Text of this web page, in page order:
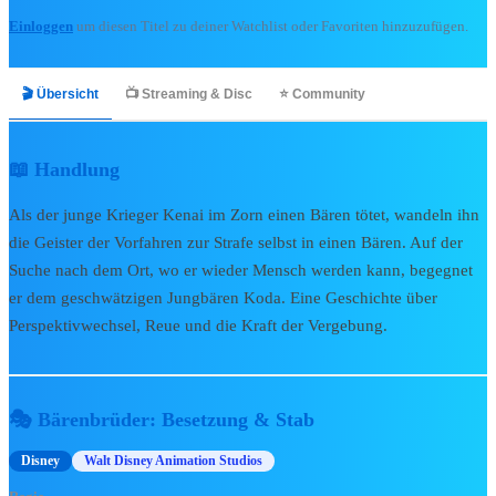
🎬 Kino & Streaming
Zur Bibliothek
Kinostarts 2026
Blu-rays & DVDs 2026
Kurzfilme & Specialssoon
📅 Release Radar →
📺 Disney+ & TV
🔥 Disney+ Neuheiten
🎬 Disney+ Originals
Einloggen um diesen Titel zu deiner Watchlist oder Favoriten hinzuzufügen.
🎬 Übersicht 📺 Streaming & Disc ⭐ Community
📖 Handlung
Als der junge Krieger Kenai im Zorn einen Bären tötet, wandeln ihn
die Geister der Vorfahren zur Strafe selbst in einen Bären. Auf der
Suche nach dem Ort, wo er wieder Mensch werden kann, begegnet
er dem geschwätzigen Jungbären Koda. Eine Geschichte über
Perspektivwechsel, Reue und die Kraft der Vergebung.
🎭 Bärenbrüder: Besetzung & Stab
Disney Walt Disney Animation Studios